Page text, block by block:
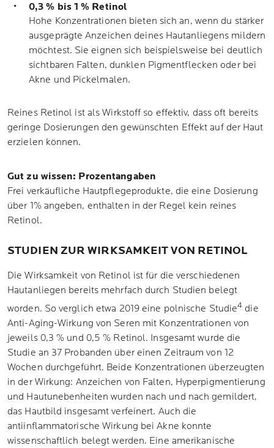
0,3 % bis 1 % Retinol
Hohe Konzentrationen bieten sich an, wenn du stärker
ausgeprägte Anzeichen deines Hautanliegens mildern
möchtest. Sie eignen sich beispielsweise bei deutlich
sichtbaren Falten, dunklen Pigmentflecken oder bei
Akne und Pickelmalen.
Reines Retinol ist als Wirkstoff so effektiv, dass oft bereits
geringe Dosierungen den gewünschten Effekt auf der Haut
erzielen können.
Gut zu wissen: Prozentangaben
Frei verkäufliche Hautpflegeprodukte, die eine Dosierung
über 1% angeben, enthalten in der Regel kein reines
Retinol.
STUDIEN ZUR WIRKSAMKEIT VON RETINOL
Die Wirksamkeit von Retinol ist für die verschiedenen
Hautanliegen bereits mehrfach durch Studien belegt
worden. So verglich etwa 2019 eine polnische Studie4 die
Anti-Aging-Wirkung von Seren mit Konzentrationen von
jeweils 0,3 % und 0,5 % Retinol. Insgesamt wurde die
Studie an 37 Probanden über einen Zeitraum von 12
Wochen durchgeführt. Beide Konzentrationen überzeugten
in der Wirkung: Anzeichen von Falten, Hyperpigmentierung
und Hautunebenheiten wurden nach und nach gemildert,
das Hautbild insgesamt verfeinert. Auch die
antiinflammatorische Wirkung bei Akne konnte
wissenschaftlich belegt werden. Eine amerikanische